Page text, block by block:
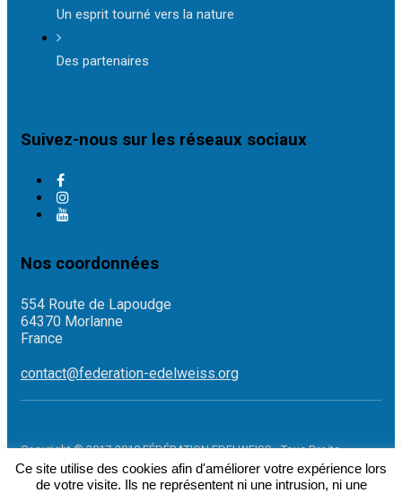
Un esprit tourné vers la nature
Des partenaires
Suivez-nous sur les réseaux sociaux
Nos coordonnées
554 Route de Lapoudge
64370 Morlanne
France
contact@federation-edelweiss.org
Copyright © 2017-2018 FÉDÉRATION EDELWEISS - Tous Droits
Réservés
Ce site utilise des cookies afin d'améliorer votre expérience lors
de votre visite. Ils ne représentent ni une intrusion, ni une